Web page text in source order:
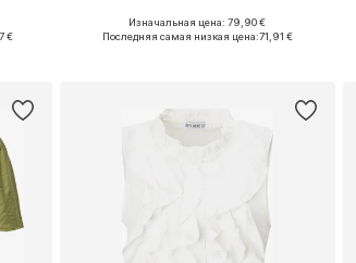
€
Доступные размеры: XS, S, M, L
Изначальная цена: 79,90 €
Последняя самая низкая цена:71,91 €